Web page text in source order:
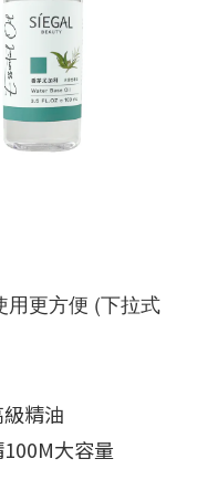
用更方便 (下拉式
精油
大容量